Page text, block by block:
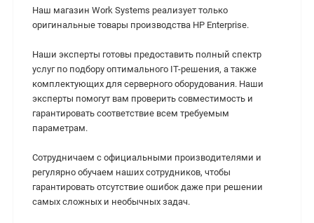
Наш магазин Work Systems реализует только
оригинальные товары производства HP Enterprise.
Наши эксперты готовы предоставить полный спектр
услуг по подбору оптимального IT-решения, а также
комплектующих для серверного оборудования. Наши
эксперты помогут вам проверить совместимость и
гарантировать соответствие всем требуемым
параметрам.
Сотрудничаем с официальными производителями и
регулярно обучаем наших сотрудников, чтобы
гарантировать отсутствие ошибок даже при решении
самых сложных и необычных задач.